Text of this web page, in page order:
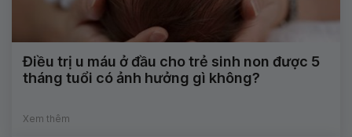
Điều trị u máu ở đầu cho trẻ sinh non được 5
tháng tuổi có ảnh hưởng gì không?
Xem thêm